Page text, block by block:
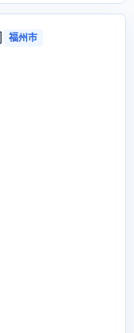
福州市